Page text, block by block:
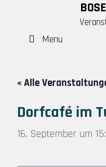
content
Menu
« Alle
Dorfcafé im
16. September um